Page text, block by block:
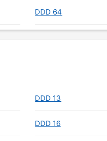
DDD 64
DDD 13
DDD 16